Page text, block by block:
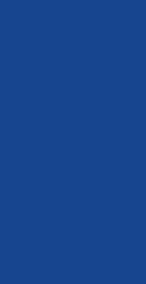
window
window